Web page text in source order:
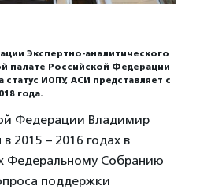
Экспертно-аналитического
палате Российской Федерации
ИОПУ, АСИ представляет с
года.
Федерации Владимир
2015 – 2016 годах в
Федеральному Собранию
поддержки